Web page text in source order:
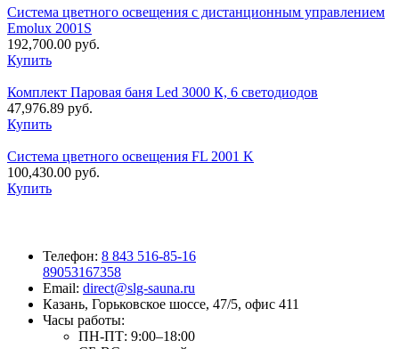
Система цветного освещения с дистанционным управлением
Emolux 2001S
192,700.00 руб.
Купить
Комплект Паровая баня Led 3000 К, 6 светодиодов
47,976.89 руб.
Купить
Система цветного освещения FL 2001 K
100,430.00 руб.
Купить
Телефон: 8 843 516-85-16
89053167358
Email: direct@slg-sauna.ru
Казань, Горьковское шоссе, 47/5, офис 411
Часы работы:
ПН-ПТ: 9:00–18:00